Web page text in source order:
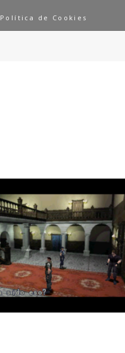
Política de Cookies